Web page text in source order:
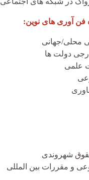
آوری های نوین:
محلی/جهانی
دولت ها
علمی
شهروندی
و مقررات بین­ المللی